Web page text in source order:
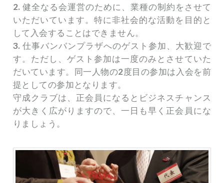
2. 健全なる会運営のために、業種の制約をさせて
いただいています。特に非社会的な活動を目的と
して入会することはできません。
3. 仕事バンバンプラザへのゲスト参加、大歓迎で
す。ただし、ゲスト参加は一度のみとさせていた
だいています。同一人物の2度目の参加は入会を前
提としての参加となります。
守成クラブは、正会員になるとビジネスチャンス
が大きく広がりますので、一日も早く正会員にな
りましょう。